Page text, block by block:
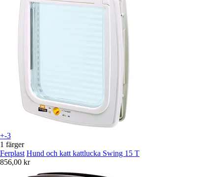
+-3
1 färger
Ferplast Hund och katt kattlucka Swing 15 T
856,00 kr